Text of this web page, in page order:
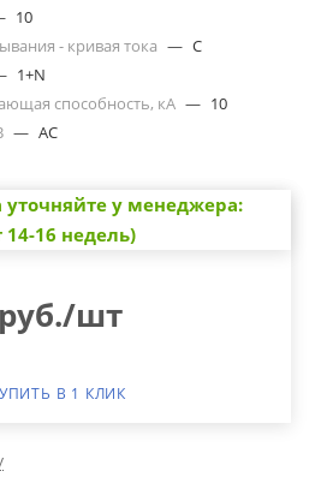
10
- кривая тока — C
1+N
способность, кА — 10
— AC
уточняйте у менеджера:
14-16 недель)
руб./шт
В 1 КЛИК